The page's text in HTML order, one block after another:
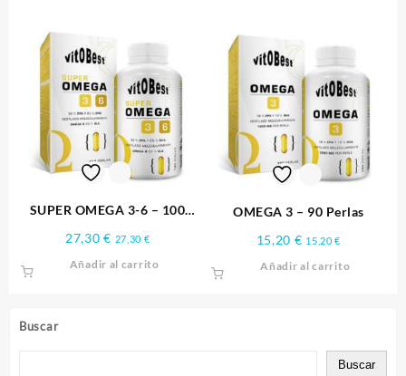
Buscar
Buscar
SUPER OMEGA 3-6 – 100
27,30€ 27,30 €
Añadir al carrito
OMEGA 3 – 90 Perlas
15,20 € 15,20€
Añadir al carrito